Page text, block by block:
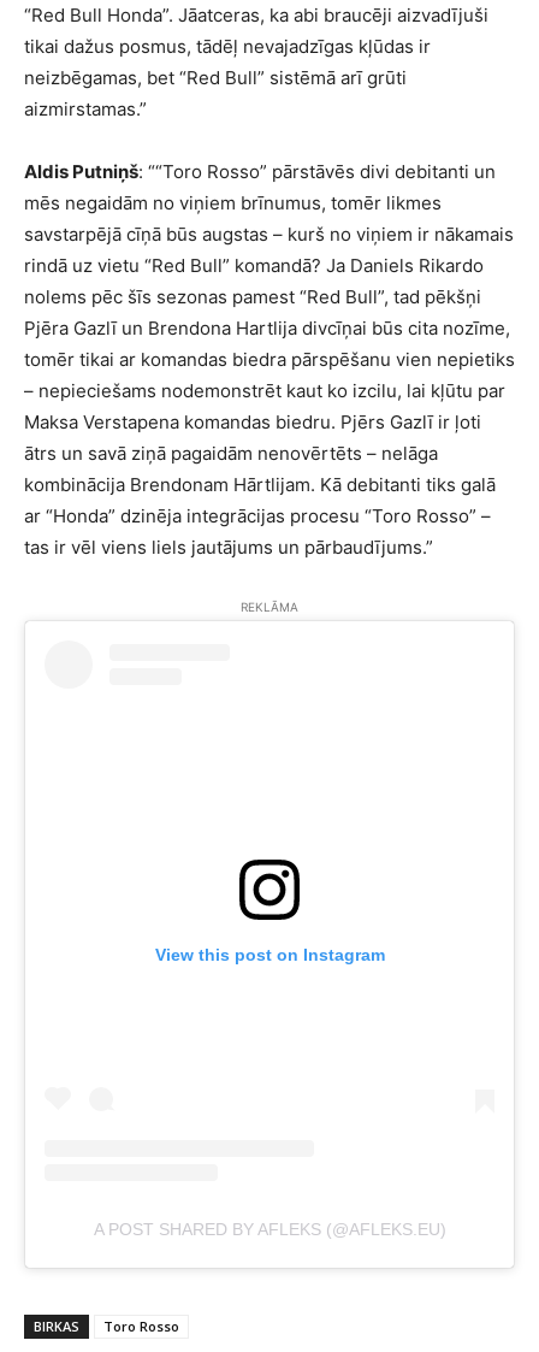
“Red Bull Honda”. Jāatceras, ka abi braucēji aizvadījuši
tikai dažus posmus, tādēļ nevajadzīgas kļūdas ir
neizbēgamas, bet “Red Bull” sistēmā arī grūti
aizmirstamas.”
Aldis Putniņš: ““Toro Rosso” pārstāvēs divi debitanti un
mēs negaidām no viņiem brīnumus, tomēr likmes
savstarpējā cīņā būs augstas – kurš no viņiem ir nākamais
rindā uz vietu “Red Bull” komandā? Ja Daniels Rikardo
nolems pēc šīs sezonas pamest “Red Bull”, tad pēkšņi
Pjēra Gazlī un Brendona Hartlija divcīņai būs cita nozīme,
tomēr tikai ar komandas biedra pārspēšanu vien nepietiks
– nepieciešams nodemonstrēt kaut ko izcilu, lai kļūtu par
Maksa Verstapena komandas biedru. Pjērs Gazlī ir ļoti
ātrs un savā ziņā pagaidām nenovērtēts – nelāga
kombinācija Brendonam Hārtlijam. Kā debitanti tiks galā
ar “Honda” dzinēja integrācijas procesu “Toro Rosso” –
tas ir vēl viens liels jautājums un pārbaudījums.”
REKLĀMA
View this post on Instagram
A POST SHARED BY AFLEKS (@AFLEKS.EU)
BIRKAS Toro Rosso